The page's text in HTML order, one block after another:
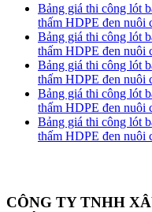
Bảng giá thi công lót
thấm HDPE đen nuôi
Bảng giá thi công lót
thấm HDPE đen
Bảng giá thi công lót
thấm HDPE đen nuôi
Bảng giá thi công lót
thấm HDPE đen nuôi
Bảng giá thi công lót
thấm HDPE đen nuôi
CÔNG TY TNHH